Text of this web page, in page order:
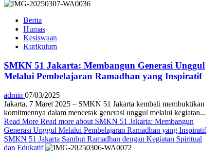
Berita
Humas
Kesiswaan
Kurikulum
SMKN 51 Jakarta: Membangun Generasi Unggul
Melalui Pembelajaran Ramadhan yang Inspiratif
admin 07/03/2025
Jakarta, 7 Maret 2025 – SMKN 51 Jakarta kembali membuktikan
komitmennya dalam mencetak generasi unggul melalui kegiatan...
Read More Read more about SMKN 51 Jakarta: Membangun
Generasi Unggul Melalui Pembelajaran Ramadhan yang Inspiratif
SMKN 51 Jakarta Sambut Ramadhan dengan Kegiatan Spiritual
dan Edukatif